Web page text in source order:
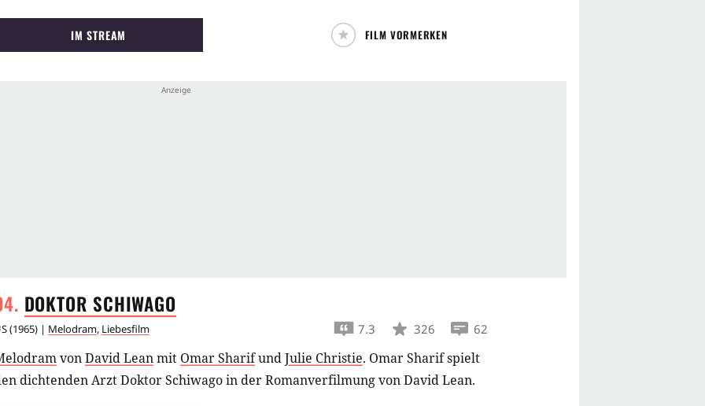
IM STREAM FILM VORMERKEN
DOKTOR SCHIWAGO
(1965) | Melodram, Liebesfilm 7.3 326 62
vonDavid Leanmit Omar SharifundJulie Christie. Omar Sharif spielt
dichtenden Arzt Doktor Schiwago in der Romanverfilmung von David Lean.